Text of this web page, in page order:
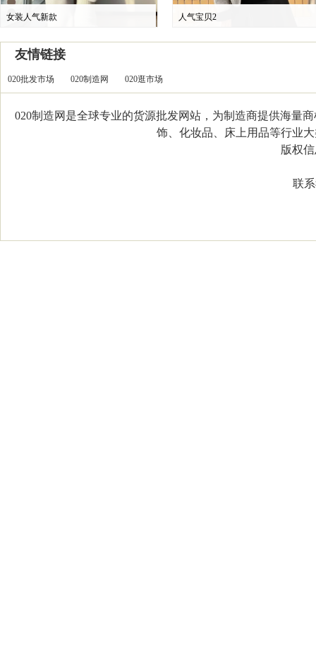
女装人气新款 人气宝贝2
友情链接
020批发市场 020制造网 020逛市场
020制造网是全球专业的货源批发网站，为制造商提供海量
饰、化妆品、床上用品等行业
版权信
联